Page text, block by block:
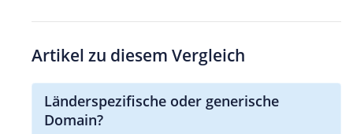
Artikel zu diesem Vergleich
Länderspezifische oder generische
Domain?